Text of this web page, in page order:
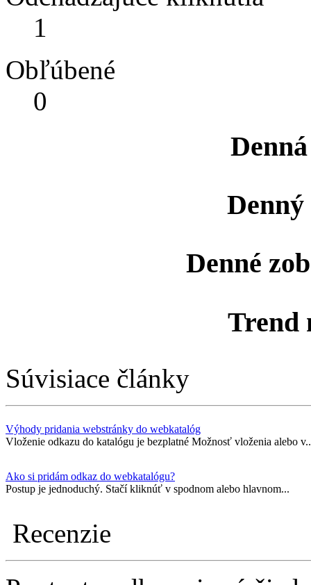
1
Obľúbené
0
Denné
Trend
Súvisiace články
Výhody pridania webstránky do webkatalóg
Vloženie odkazu do katalógu je bezplatné Možnosť vloženia alebo
Ako si pridám odkaz do webkatalógu?
Postup je jednoduchý. Stačí kliknúť v spodnom alebo hlavnom...
Recenzie